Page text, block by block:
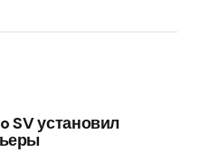
SV установил